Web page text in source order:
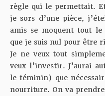
règle qui le permettait.
je sors d’une pièce,
amis se moquent tout
que je suis nul pour être
Je ne veux tout
veux l’investir. J’aurai
le féminin) que
nourriture. On va